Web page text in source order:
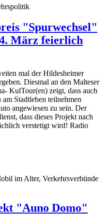
"Spurwechsel"
März feierlich
mal der Hildesheimer
Diesmal an den Malteser
KulTour(en) zeigt, dass auch
Stadtleben teilnehmen
angewiesen zu sein. Der
dass dieses Projekt nach
verstetigt wird! Radio
im Alter, Verkehrsverbünde
"Auno Domo"